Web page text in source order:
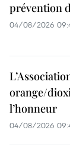
prévention
04/08/2026
orange/
l’honneur
04/08/2026